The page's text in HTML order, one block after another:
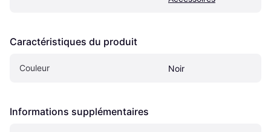
Caractéristiques du produit
Couleur Noir
Informations supplémentaires